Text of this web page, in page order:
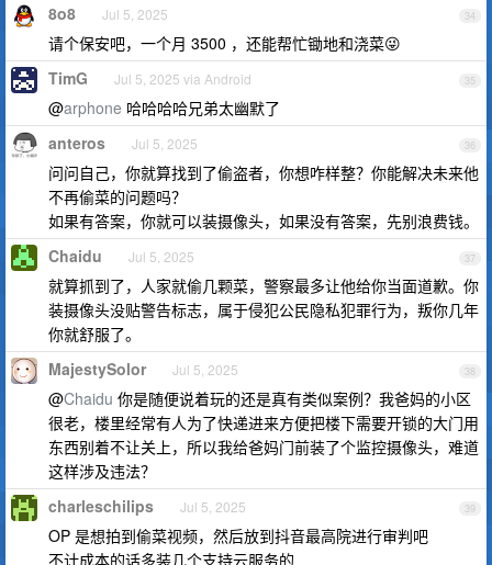
34
8o8 Jul 5, 2025
请个保安吧，一个月 3500 ，还能帮忙锄地和浇菜😜
35
TimG Jul 5, 2025 via Android
@arphone 哈哈哈哈兄弟太幽默了
36
anteros Jul 5, 2025
问问自己，你就算找到了偷盗者，你想咋样整？你能解决未来他
不再偷菜的问题吗？
如果有答案，你就可以装摄像头，如果没有答案，先别浪费钱。
37
Chaidu Jul 5, 2025
就算抓到了，人家就偷几颗菜，警察最多让他给你当面道歉。你
装摄像头没贴警告标志，属于侵犯公民隐私犯罪行为，叛你几年
你就舒服了。
38
MajestySolor Jul 5, 2025
@Chaidu 你是随便说着玩的还是真有类似案例？我爸妈的小区
很老，楼里经常有人为了快递进来方便把楼下需要开锁的大门用
东西别着不让关上，所以我给爸妈门前装了个监控摄像头，难道
这样涉及违法？
39
charleschilips Jul 5, 2025
OP 是想拍到偷菜视频，然后放到抖音最高院进行审判吧
不计成本的话多装几个支持云服务的